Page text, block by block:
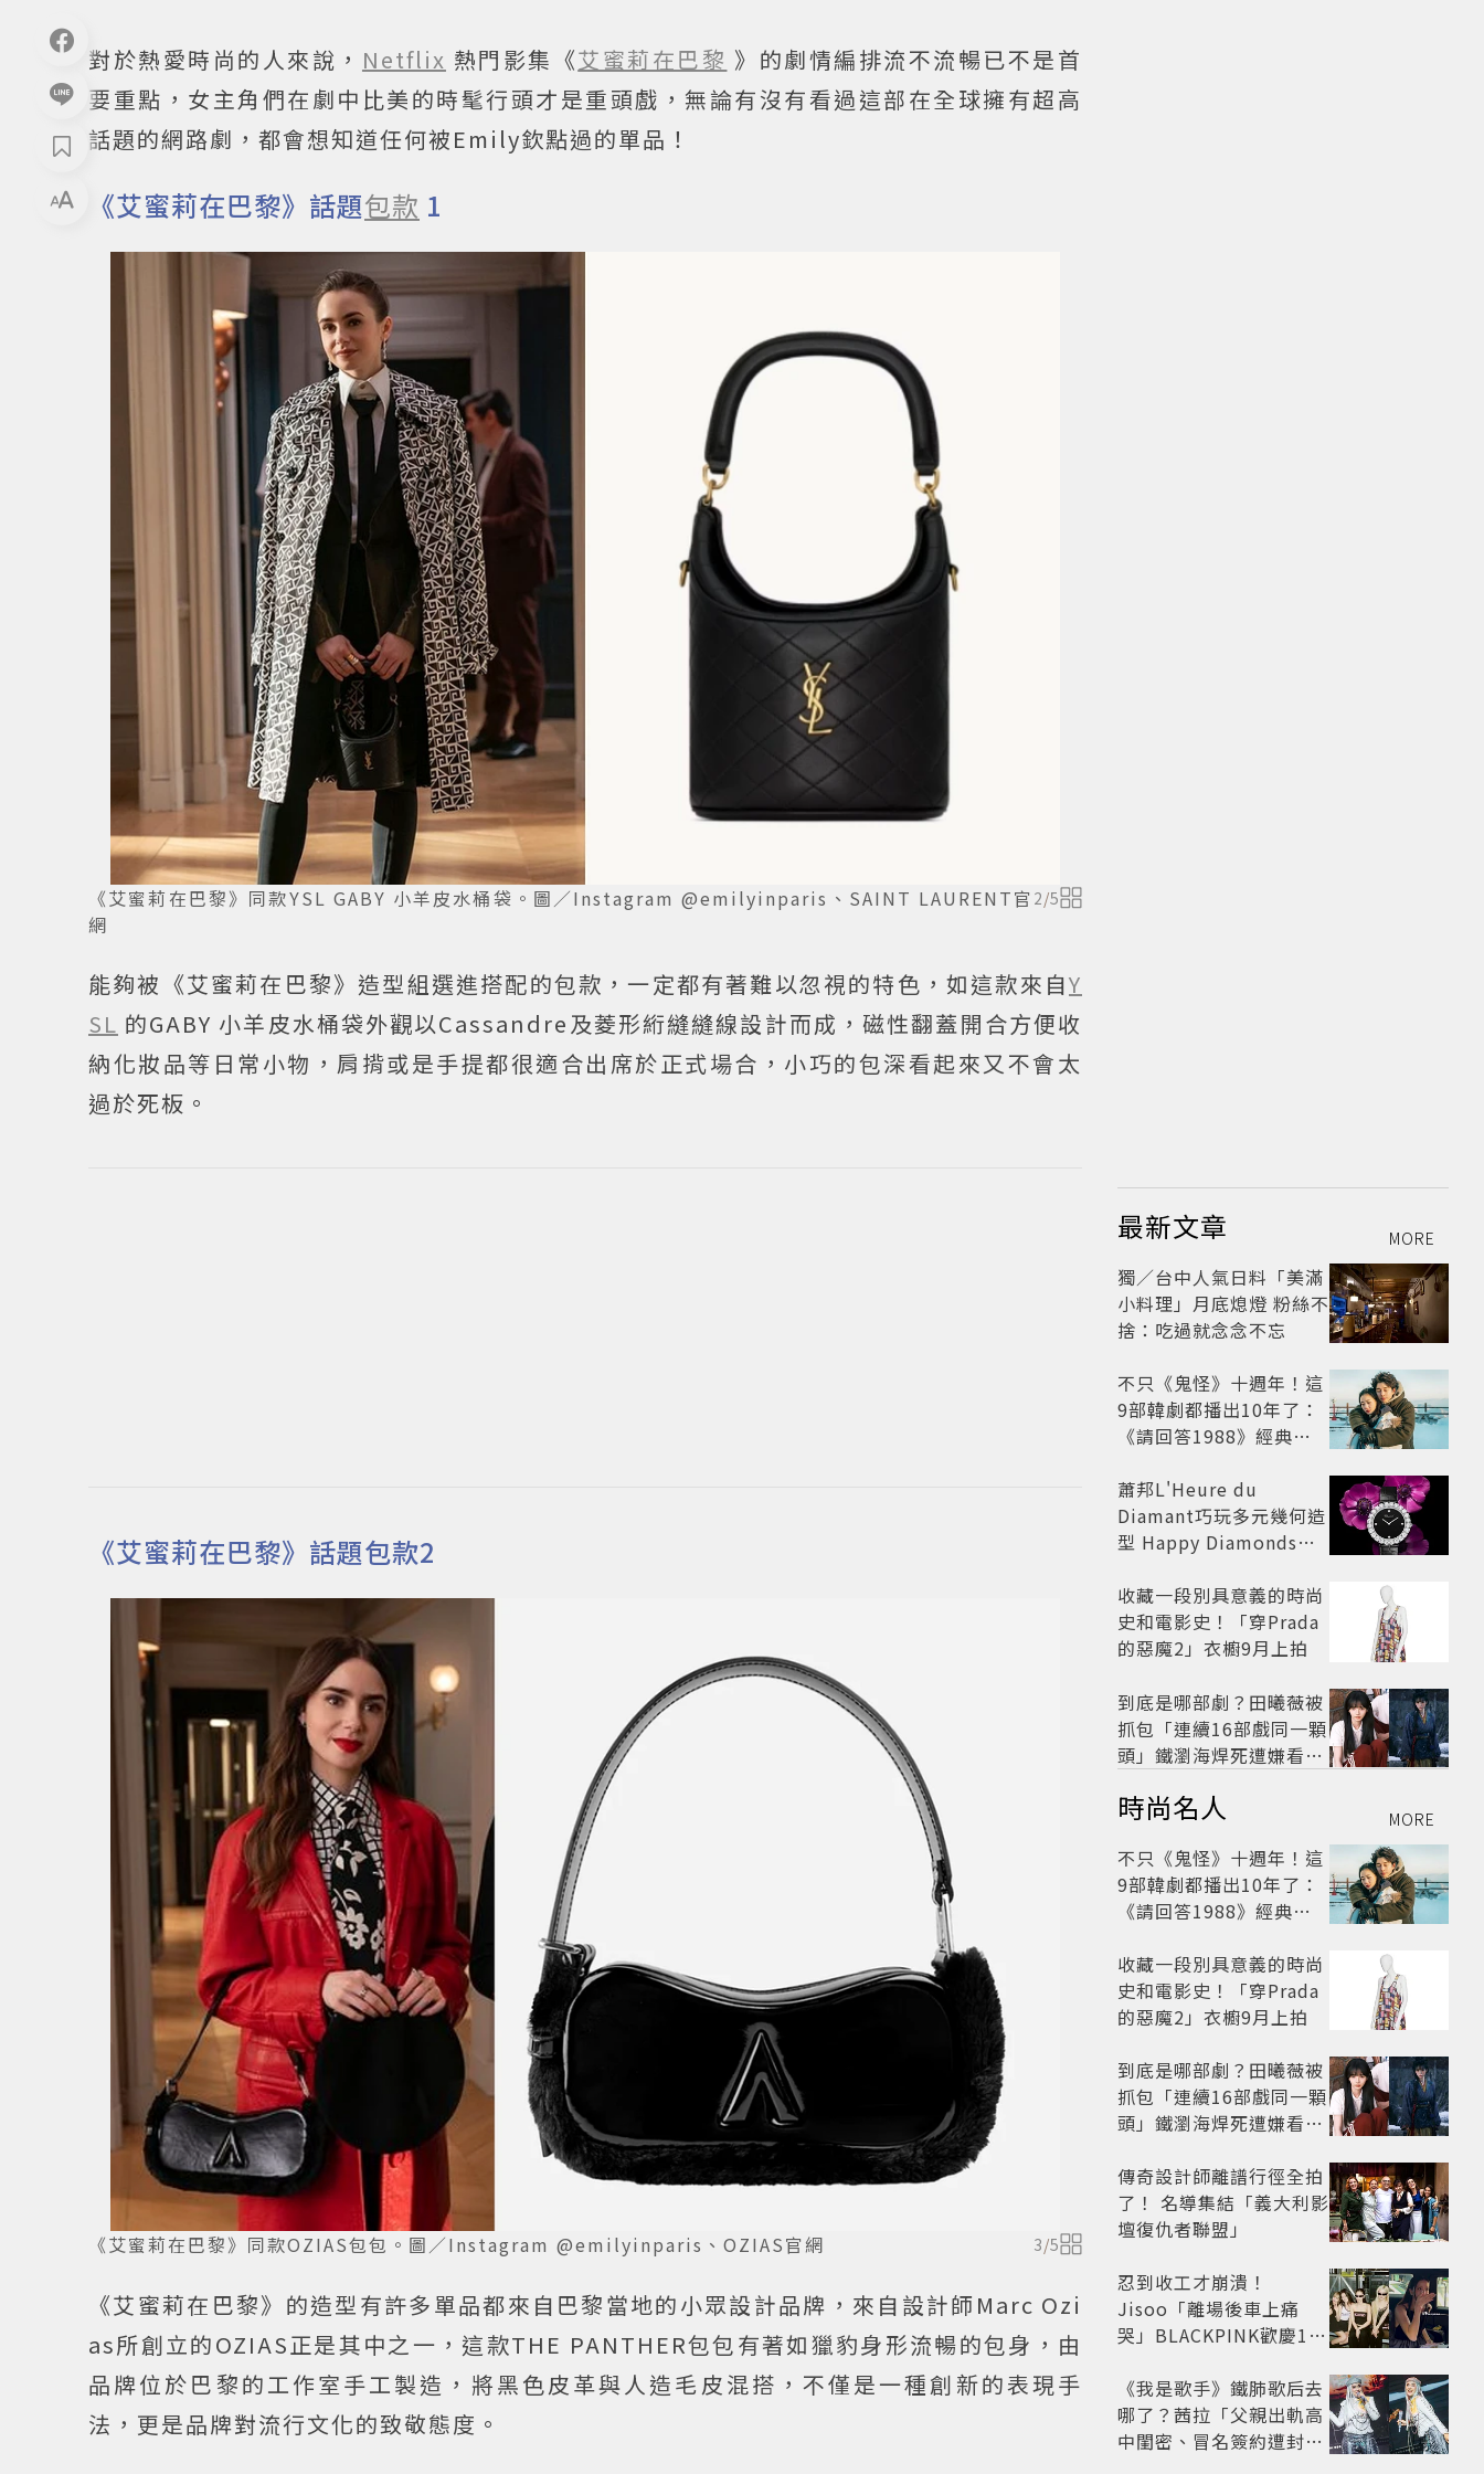
對於熱愛時尚的人來說， Netflix 熱門影集《艾蜜莉在巴黎 》的劇情編排流不流暢已不是首
要重點，女主角們在劇中比美的時髦行頭才是重頭戲，無論有沒有看過這部在全球擁有超高
話題的網路劇，都會想知道任何被Emily欽點過的單品！
《艾蜜莉在巴黎》話題包款 1
《艾蜜莉在巴黎》同款YSL GABY 小羊皮水桶袋。圖／Instagram @emilyinparis、SAINT LAURENT官
網
2/5
能夠被《艾蜜莉在巴黎》造型組選進搭配的包款，一定都有著難以忽視的特色，如這款來自Y
SL 的GABY 小羊皮水桶袋外觀以Cassandre及菱形絎縫縫線設計而成，磁性翻蓋開合方便收
納化妝品等日常小物，肩揹或是手提都很適合出席於正式場合，小巧的包深看起來又不會太
過於死板。
《艾蜜莉在巴黎》話題包款2
《艾蜜莉在巴黎》同款OZIAS包包。圖／Instagram @emilyinparis、OZIAS官網 3/5
《艾蜜莉在巴黎》的造型有許多單品都來自巴黎當地的小眾設計品牌，來自設計師Marc Ozi
as所創立的OZIAS正是其中之一，這款THE PANTHER包包有著如獵豹身形流暢的包身，由
品牌位於巴黎的工作室手工製造，將黑色皮革與人造毛皮混搭，不僅是一種創新的表現手
法，更是品牌對流行文化的致敬態度。
最新文章 MORE
獨／台中人氣日料「美滿
小料理」月底熄燈 粉絲不
捨：吃過就念念不忘
不只《鬼怪》十週年！這
9部韓劇都播出10年了：
《請回答1988》經典不
蕭邦L'Heure du
Diamant巧玩多元幾何造
型 Happy Diamonds歡
收藏一段別具意義的時尚
史和電影史！「穿Prada
的惡魔2」衣櫥9月上拍
到底是哪部劇？田曦薇被
抓包「連續16部戲同一顆
頭」鐵瀏海焊死遭嫌看膩
時尚名人 MORE
不只《鬼怪》十週年！這
9部韓劇都播出10年了：
《請回答1988》經典不
收藏一段別具意義的時尚
史和電影史！「穿Prada
的惡魔2」衣櫥9月上拍
到底是哪部劇？田曦薇被
抓包「連續16部戲同一顆
頭」鐵瀏海焊死遭嫌看膩
傳奇設計師離譜行徑全拍
了！ 名導集結「義大利影
壇復仇者聯盟」
忍到收工才崩潰！
Jisoo「離場後車上痛
哭」BLACKPINK歡慶10
超心疼
《我是歌手》鐵肺歌后去
哪了？茜拉「父親出軌高
中閨密、冒名簽約遭封